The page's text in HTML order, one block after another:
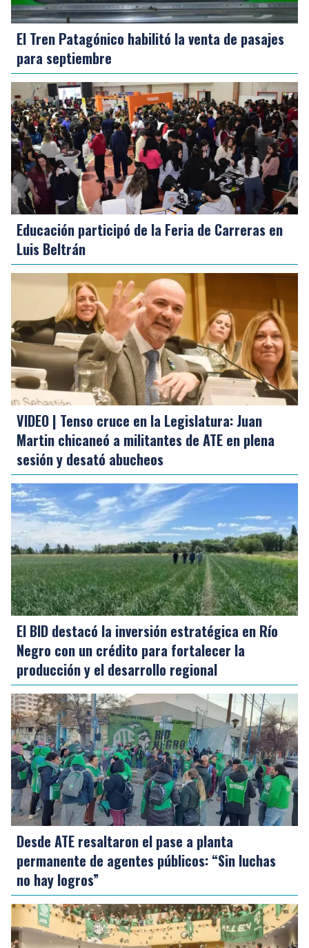
El Tren Patagónico habilitó la venta de pasajes
para septiembre
Educación participó de la Feria de Carreras en
Luis Beltrán
VIDEO | Tenso cruce en la Legislatura: Juan
Martin chicaneó a militantes de ATE en plena
sesión y desató abucheos
El BID destacó la inversión estratégica en Río
Negro con un crédito para fortalecer la
producción y el desarrollo regional
Desde ATE resaltaron el pase a planta
permanente de agentes públicos: “Sin luchas
no hay logros”